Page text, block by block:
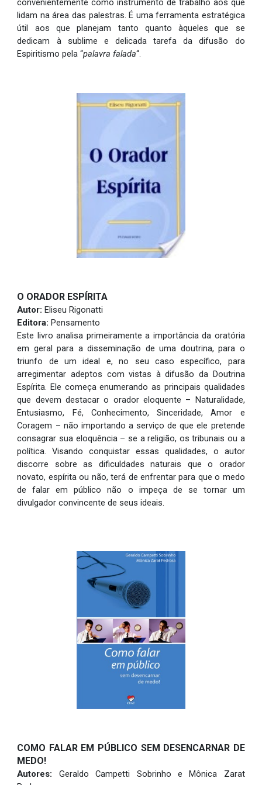
convenientemente como instrumento de trabalho aos que
lidam na área das palestras. É uma ferramenta estratégica
útil aos que planejam tanto quanto àqueles que se
dedicam à sublime e delicada tarefa da difusão do
Espiritismo pela “palavra falada“.
O ORADOR ESPÍRITA
Autor:Eliseu Rigonatti
Editora:Pensamento
Este livro analisa primeiramente a importância da oratória
em geral para a disseminação de uma doutrina, para o
triunfo de um ideal e, no seu caso específico, para
arregimentar adeptos com vistas à difusão da Doutrina
Espírita. Ele começa enumerando as principais qualidades
que devem destacar o orador eloquente – Naturalidade,
Entusiasmo, Fé, Conhecimento, Sinceridade, Amor e
Coragem – não importando a serviço de que ele pretende
consagrar sua eloquência – se a religião, os tribunais ou a
política. Visando conquistar essas qualidades, o autor
discorre sobre as dificuldades naturais que o orador
novato, espírita ou não, terá de enfrentar para que o medo
de falar em público não o impeça de se tornar um
divulgador convincente de seus ideais.
COMO FALAR EM PÚBLICO SEM DESENCARNAR DE
MEDO!
Autores: Geraldo Campetti Sobrinho e Mônica Zarat